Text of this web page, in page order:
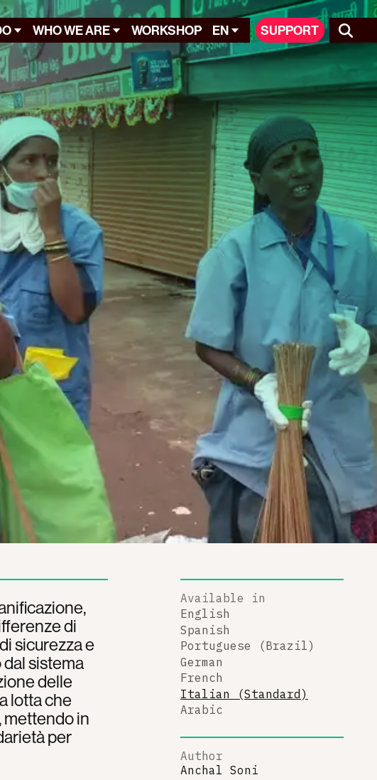
WHO WE ARE WORKSHOP EN SUPPORT
di
sicurezza e
sistema
delle
lotta che
mettendo in
per
Available in
English
Spanish
Portuguese (Brazil)
German
French
Italian (Standard)
Arabic
Author
Anchal Soni